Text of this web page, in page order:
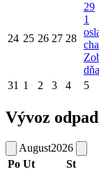
24 25 26 27 28
29
1
dňa
31 1 2 3 4 5
Vývoz
August2026
Po Ut St